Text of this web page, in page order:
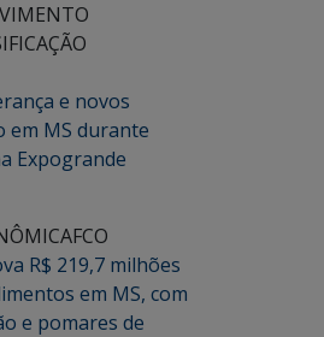
e novos
em MS durante
Expogrande
FCO
R$ 219,7 milhões
em MS, com
e pomares de